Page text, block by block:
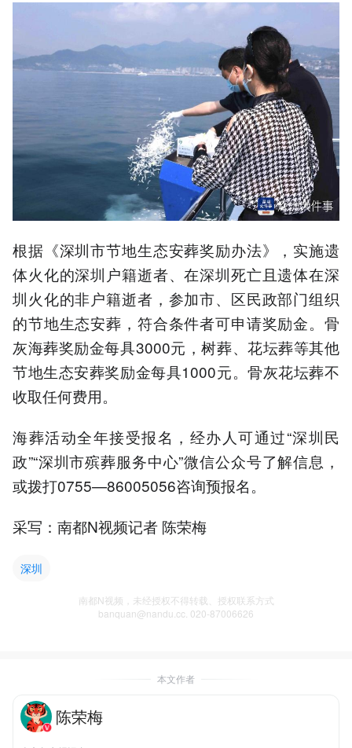
根据《深圳市节地生态安葬奖励办法》，实施遗
体火化的深圳户籍逝者、在深圳死亡且遗体在深
圳火化的非户籍逝者，参加市、区民政部门组织
的节地生态安葬，符合条件者可申请奖励金。骨
灰海葬奖励金每具3000元，树葬、花坛葬等其他
节地生态安葬奖励金每具1000元。骨灰花坛葬不
收取任何费用。
海葬活动全年接受报名，经办人可通过“深圳民
政”“深圳市殡葬服务中心”微信公众号了解信息，
或拨打0755—86005056咨询预报名。
采写：南都N视频记者 陈荣梅
深圳
南都N视频，未经授权不得转载、授权联系方式
banquan@nandu.cc. 020-87006626
本文作者
陈荣梅